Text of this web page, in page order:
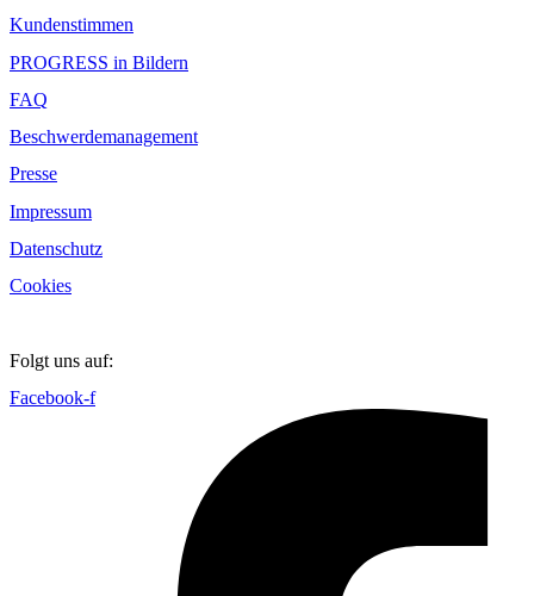
Kundenstimmen
PROGRESS in Bildern
FAQ
Beschwerdemanagement
Presse
Impressum
Datenschutz
Cookies
Folgt uns auf:
Facebook-f